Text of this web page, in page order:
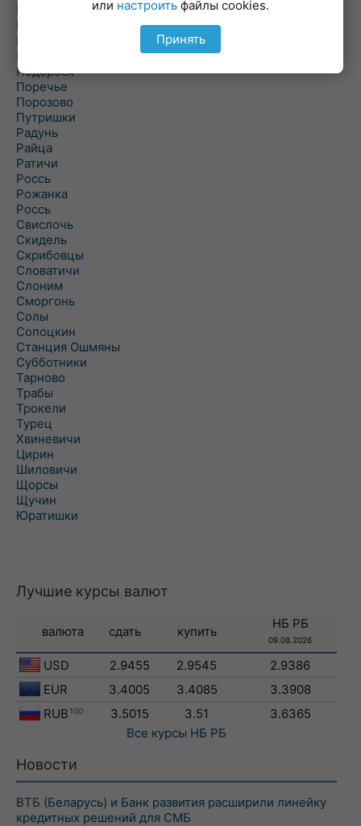
Погородно
Пограничный
Подлабенье
Подольцы
Подороск
Поречье
Порозово
Путришки
Радунь
Райца
Ратичи
Роcсь
Рожанка
Россь
Свислочь
Скидель
Скрибовцы
Словатичи
Слоним
Сморгонь
Солы
Сопоцкин
Станция Ошмяны
Субботники
Тарново
Трабы
Трокели
Турец
Хвиневичи
Цирин
Шиловичи
Щорсы
Щучин
Юратишки
Лучшие курсы валют
валюта сдать купить
НБ РБ
09.08.2026
USD 2.9455 2.9545
2.9386
EUR
3.4005 3.4085
3.3908
RUB 100 3.5015 3.51
3.6365
Все курсы НБ РБ
Новости
ВТБ (Беларусь) и Банк развития расширили линейку
кредитных решений для СМБ
или настроить файлы cookies.
Принять